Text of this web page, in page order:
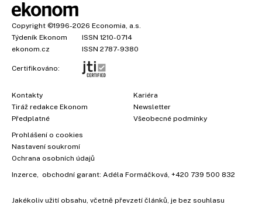
Copyright ©1996-2026 Economia, a.s.
Týdeník Ekonom
ISSN 1210-0714
ekonom.cz
ISSN 2787-9380
Certifikováno:
Kontakty
Tiráž redakce Ekonom
Předplatné
Kariéra
Newsletter
Všeobecné podmínky
Prohlášení o cookies
Nastavení soukromí
Ochrana osobních údajů
Inzerce , obchodní garant: Adéla Formáčková +420 739 500 832
Jakékoliv užití obsahu, včetně převzetí článků, je bez souhlasu